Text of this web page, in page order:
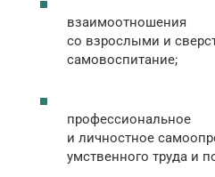
взаимоотношения
со взрослыми и
самовоспитание;
профессиональное
и личностное
умственного труда и